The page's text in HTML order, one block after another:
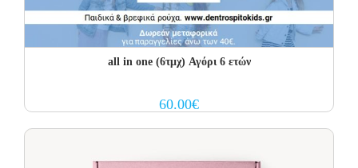
all in one (6τμχ) Αγόρι 6 ετών
60.00€